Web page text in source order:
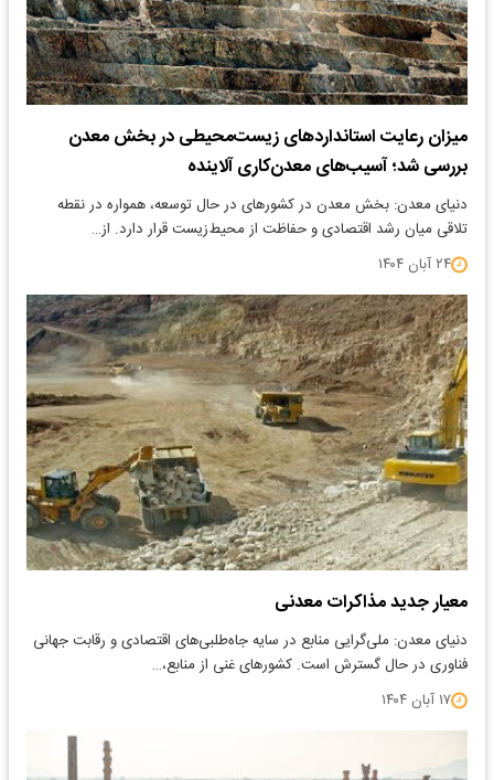
میزان رعایت استانداردهای زیست‌محیطی‌ در بخش معدن
بررسی شد؛ آسیب‌های معدن‌کاری آلاینده
دنیای معدن: بخش معدن در کشورهای در حال توسعه، همواره در نقطه
تلاقی میان رشد اقتصادی و حفاظت از محیط‌زیست قرار دارد. از…
۲۴ آبان ۱۴۰۴
معیار جدید مذاکرات معدنی
دنیای معدن: ملی‌گرایی منابع در سایه جاه‌طلبی‌های اقتصادی و رقابت جهانی
فناوری در حال گسترش است. کشورهای غنی از منابع،…
۱۷ آبان ۱۴۰۴